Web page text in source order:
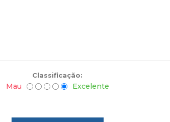
Classificação:
Mau Excelente